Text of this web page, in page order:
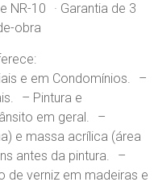
NR-10 · Garantia de 3
obra
e em Condomínios. –
– Pintura e
em geral. –
e massa acrílica (área
antes da pintura. –
de verniz em madeiras e